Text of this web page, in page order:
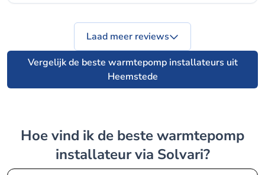
Vergelijk de beste warmtepomp installateurs uit
Heemstede
Laad meer reviews
Hoe vind ik de beste warmtepomp
installateur via Solvari?